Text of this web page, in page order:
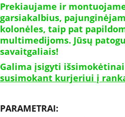
Prekiaujame ir
garsiakalbius,
kolonėles, taip pat
multimedijoms. Jūsų
savaitgaliais!
Galima įsigyti
susimokant kurjeriui į
PARAMETRAI: